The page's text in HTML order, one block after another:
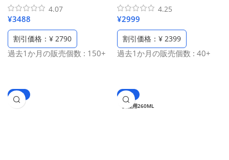
トルリン アルギニン 増大 効
果（50ml/1.69 fl oz）
4.07
¥3488
割引価格：¥ 2790
過去1か月の販売個数 : 150+
湿剤、女性性欲剤ジェル（1粒
0.5g /8粒入り）
4.25
¥2999
割引価格：¥ 2399
過去1か月の販売個数 : 40+
-78%
-50%
女性用260ML